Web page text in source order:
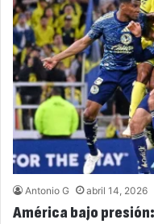
Antonio G abril 14, 2026
América bajo